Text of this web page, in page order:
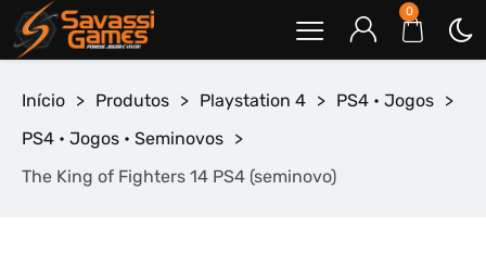
0
Início > Produtos > Playstation 4 > PS4 • Jogos >
PS4 • Jogos • Seminovos >
The King of Fighters 14 PS4 (seminovo)